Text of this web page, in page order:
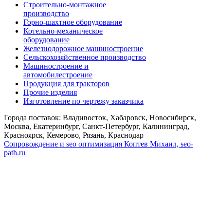
Строительно-монтажное
производство
Горно-шахтное оборудование
Котельно-механическое
оборудование
Железнодорожное машиностроение
Сельскохозяйственное производство
Машиностроение и
автомобилестроение
Продукция для тракторов
Прочие изделия
Изготовление по чертежу заказчика
Города поставок: Владивосток, Хабаровск, Новосибирск,
Москва, Екатеринбург, Санкт-Петербург, Калининград,
Красноярск, Кемерово, Рязань, Краснодар
Сопровождение и seo оптимизация Коптев Михаил, seo-
path.ru